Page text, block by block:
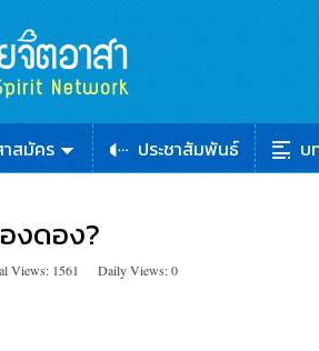
าสมัคร ประชาสัมพันธ์ บ
งดอง?
Views: 1561 Daily Views: 0